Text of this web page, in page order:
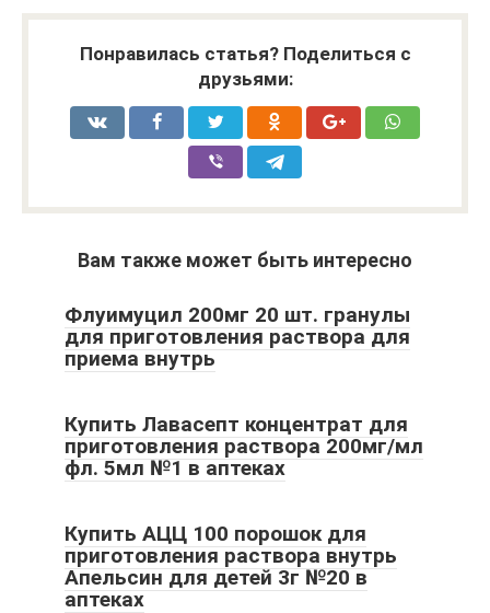
Понравилась статья? Поделиться с
друзьями:
Вам также может быть интересно
Флуимуцил 200мг 20 шт. гранулы
для приготовления раствора для
приема внутрь
Купить Лавасепт концентрат для
приготовления раствора 200мг/мл
фл. 5мл №1 в аптеках
Купить АЦЦ 100 порошок для
приготовления раствора внутрь
Апельсин для детей 3г №20 в
аптеках